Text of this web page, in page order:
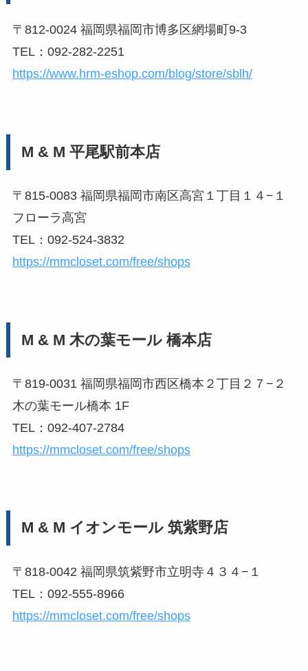
〒812-0024 福岡県福岡市博多区網場町9-3
TEL：092-282-2251
https://www.hrm-eshop.com/blog/store/sblh/
M & M 平尾駅前本店
〒815-0083 福岡県福岡市南区高宮１丁目１４−１
フローラ高宮
TEL：092-524-3832
https://mmcloset.com/free/shops
M & M 木の葉モール 橋本店
〒819-0031 福岡県福岡市西区橋本２丁目２７−２
木の葉モール橋本 1F
TEL：092-407-2784
https://mmcloset.com/free/shops
M & M イオンモール 筑紫野店
〒818-0042 福岡県筑紫野市立明寺４３４−１
TEL：092-555-8966
https://mmcloset.com/free/shops